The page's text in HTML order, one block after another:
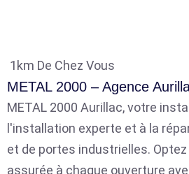
1km De Chez Vous
METAL 2000 – Agence
METAL 2000 Aurillac, votre
l'installation experte et à la
et de portes industrielles.
assurée à chaque ouverture